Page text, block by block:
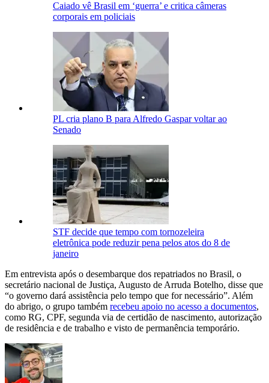
Caiado vê Brasil em ‘guerra’ e critica câmeras
corporais em policiais
PL cria plano B para Alfredo Gaspar voltar ao
Senado
STF decide que tempo com tornozeleira
eletrônica pode reduzir pena pelos atos do 8 de
janeiro
Em entrevista após o desembarque dos repatriados no Brasil, o
secretário nacional de Justiça, Augusto de Arruda Botelho, disse que
“o governo dará assistência pelo tempo que for necessário”. Além
do abrigo, o grupo também recebeu apoio no acesso a documentos,
como RG, CPF, segunda via de certidão de nascimento, autorização
de residência e de trabalho e visto de permanência temporário.